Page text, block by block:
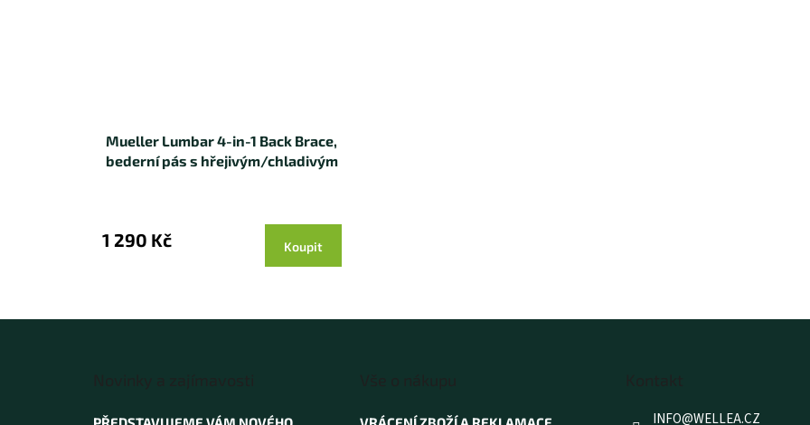
Mueller Lumbar 4-in-1 Back Brace,
bederní pás s hřejivým/chladivým
1 290 Kč Koupit
INFO@WELLEA.CZ